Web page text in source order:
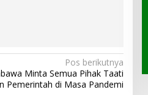
Pos berikutnya
Minta Semua Pihak Taati
Pemerintah di Masa Pandemi